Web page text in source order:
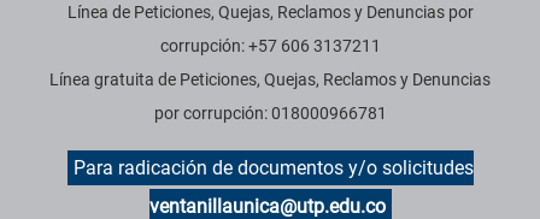
Línea de Peticiones, Quejas, Reclamos y Denuncias por
corrupción: +57 606 3137211
Línea gratuita de Peticiones, Quejas, Reclamos y Denuncias
por corrupción: 018000966781
Para radicación de documentos y/o solicitudes
ventanillaunica@utp.edu.co